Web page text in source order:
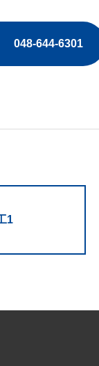
048-644-6301
1